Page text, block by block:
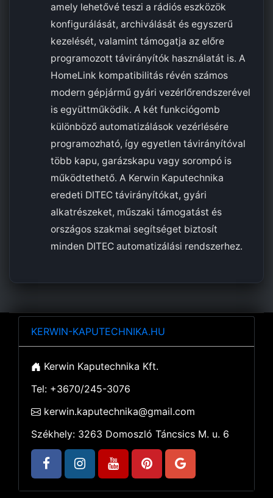
amely lehetővé teszi a rádiós eszközök
konfigurálását, archiválását és egyszerű
kezelését, valamint támogatja az előre
programozott távirányítók használatát is. A
HomeLink kompatibilitás révén számos
modern gépjármű gyári vezérlőrendszerével
is együttműködik. A két funkciógomb
különböző automatizálások vezérlésére
programozható, így egyetlen távirányítóval
több kapu, garázskapu vagy sorompó is
működtethető. A Kerwin Kaputechnika
eredeti DITEC távirányítókat, gyári
alkatrészeket, műszaki támogatást és
országos szakmai segítséget biztosít
minden DITEC automatizálási rendszerhez.
KERWIN-KAPUTECHNIKA.HU
Kerwin Kaputechnika Kft.
Tel: +3670/245-3076
kerwin.kaputechnika@gmail.com
Székhely: 3263 Domoszló Táncsics M. u. 6